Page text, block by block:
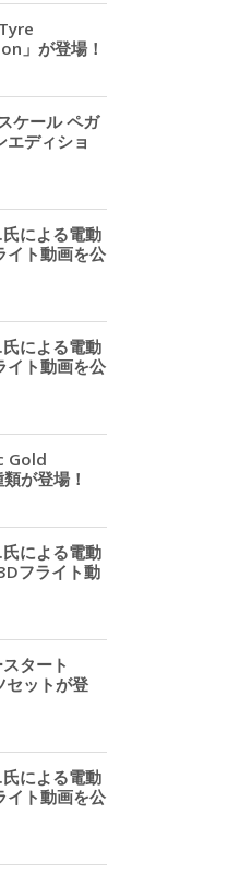
」が登場！
ケール ペガ
エディショ
による電動
イト動画を公
による電動
イト動画を公
Gold
が登場！
による電動
フライト動
タート
セットが登
による電動
イト動画を公